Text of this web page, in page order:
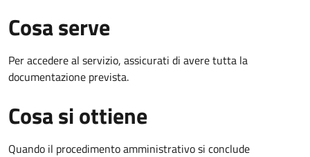
Cosa serve
Per accedere al servizio, assicurati di avere tutta la
documentazione prevista.
Cosa si ottiene
Quando il procedimento amministrativo si conclude